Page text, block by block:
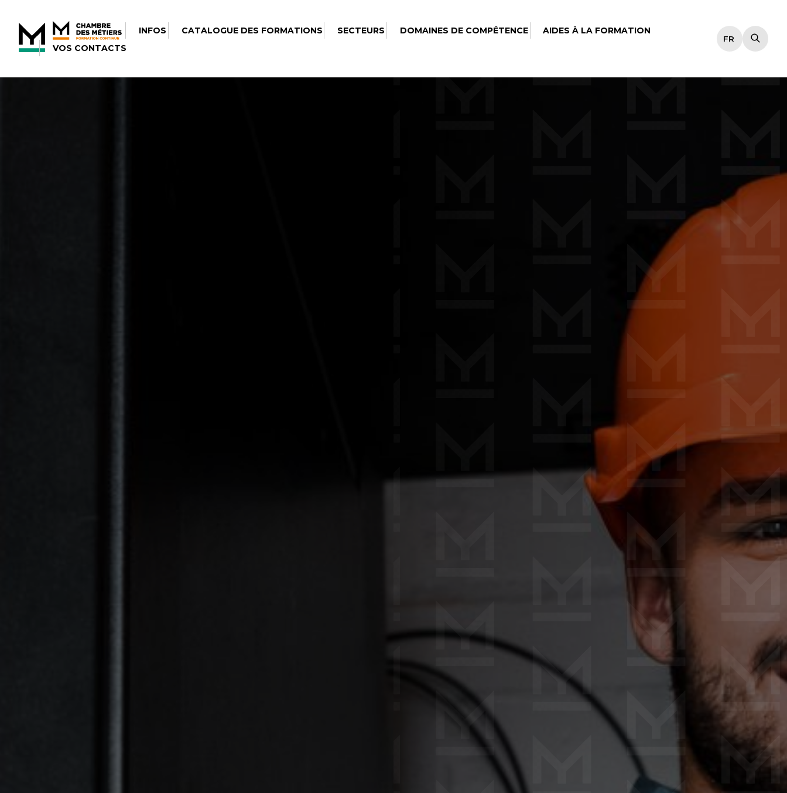
INFOS CATALOGUE DES FORMATIONS SECTEURS DOMAINES DE COMPÉTENCE
AIDES À LA FORMATION
VOS CONTACTS